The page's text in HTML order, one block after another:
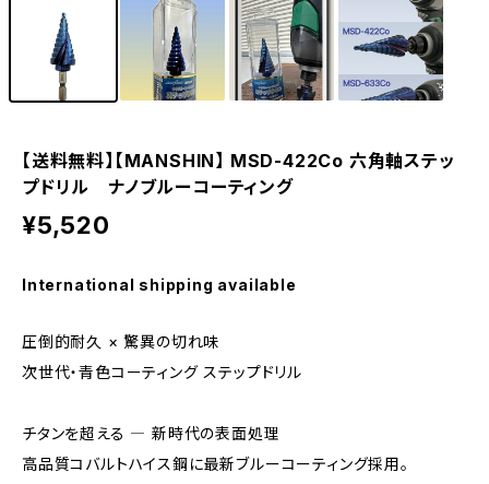
【送料無料】【MANSHIN】 MSD-422Co 六角軸ステッ
プドリル ナノブルーコーティング
¥5,520
International shipping available
圧倒的耐久 × 驚異の切れ味
次世代・青色コーティング ステップドリル
チタンを超える ― 新時代の表面処理
高品質コバルトハイス鋼に最新ブルーコーティング採用。